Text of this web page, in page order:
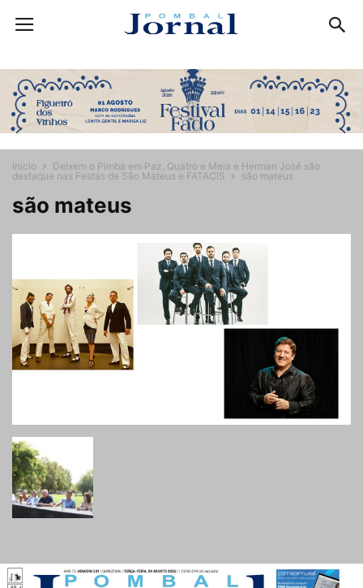
Início
Deixem o Pimba em Paz, Quatro e Meia e Herman José são
destaque nas Festas de São Mateus e FATACIS
são mateus
são mateus